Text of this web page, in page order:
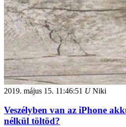
2019. május 15. 11:46:51 UNiki
Veszélyben van az iPhone
nélkül töltöd?